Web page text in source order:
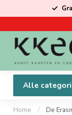
Alle
Home / De